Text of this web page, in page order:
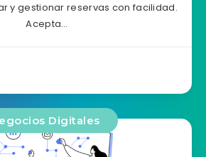
y gestionar reservas con facilidad.
Acepta…
Digitales